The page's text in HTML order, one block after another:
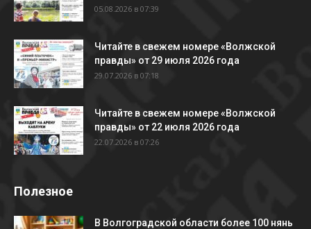
05.08.2026 в 07:39
Читайте в свежем номере «Волжской
правды» от 29 июля 2026 года
29.07.2026 в 07:18
Читайте в свежем номере «Волжской
правды» от 22 июля 2026 года
22.07.2026 в 07:26
Полезное
В Волгоградской области более 100 нянь